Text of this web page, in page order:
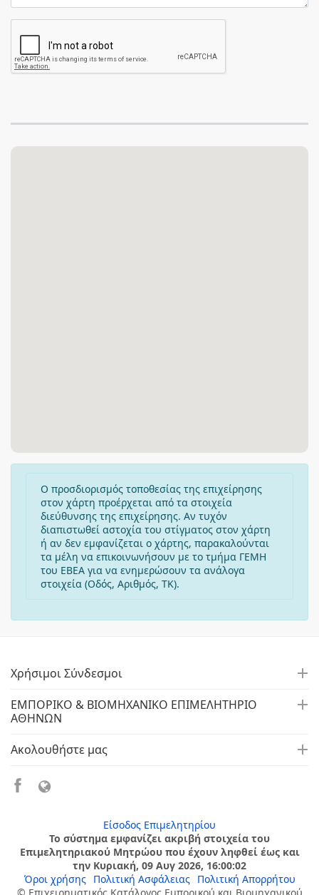
Ο προσδιορισμός τοποθεσίας της επιχείρησης
στον χάρτη προέρχεται από τα στοιχεία
διεύθυνσης της επιχείρησης. Αν τυχόν
διαπιστωθεί αστοχία του στίγματος στον χάρτη
ή αν δεν εμφανίζεται ο χάρτης, παρακαλούνται
τα μέλη να επικοινωνήσουν με το τμήμα ΓΕΜΗ
του ΕΒΕΑ για να ενημερώσουν τα ανάλογα
στοιχεία (Οδός, Αριθμός, ΤΚ).
Χρήσιμοι Σύνδεσμοι
ΕΜΠΟΡΙΚΟ & ΒΙΟΜΗΧΑΝΙΚΟ ΕΠΙΜΕΛΗΤΗΡΙΟ
ΑΘΗΝΩΝ
Ακολουθήστε μας
Είσοδος Επιμελητηρίου
Το σύστημα εμφανίζει ακριβή στοιχεία του
Επιμελητηριακού Μητρώου που έχουν ληφθεί έως και
την Κυριακή, 09 Αυγ 2026, 16:00:02
Όροι χρήσης
Πολιτική Ασφάλειας
Πολιτική Απορρήτου